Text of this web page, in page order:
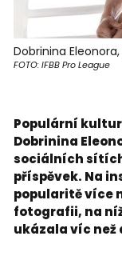
Dobrinina
FOTO: IFBB Pro League
Populární
Dobrinina
sociálních
příspěvek. Na
popularitě více
fotografii, na
ukázala víc než